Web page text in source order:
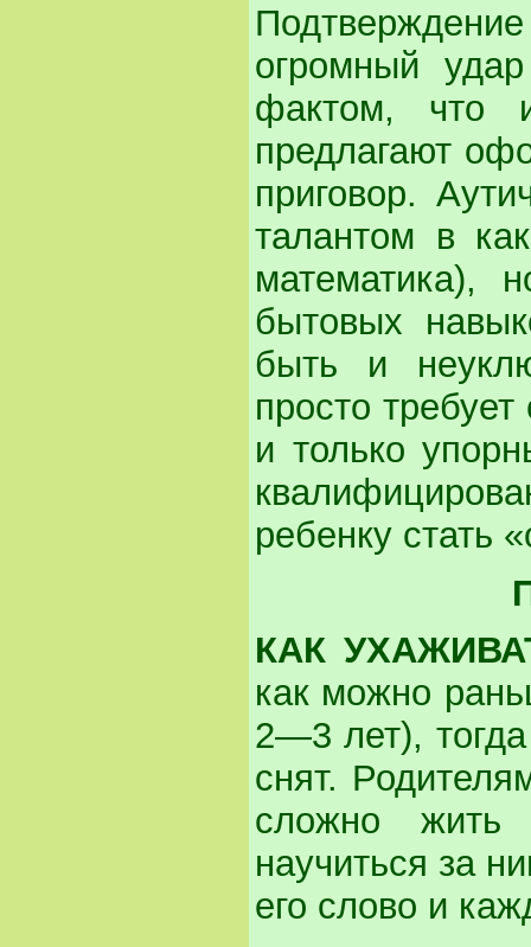
огромный
фактом, что
предлагают
приговор.
талантом в
математика),
бытовых
быть и
просто
и только
ребенку стать
КАК
как можно
2—3 лет),
снят.
сложно
научиться за
его слово и